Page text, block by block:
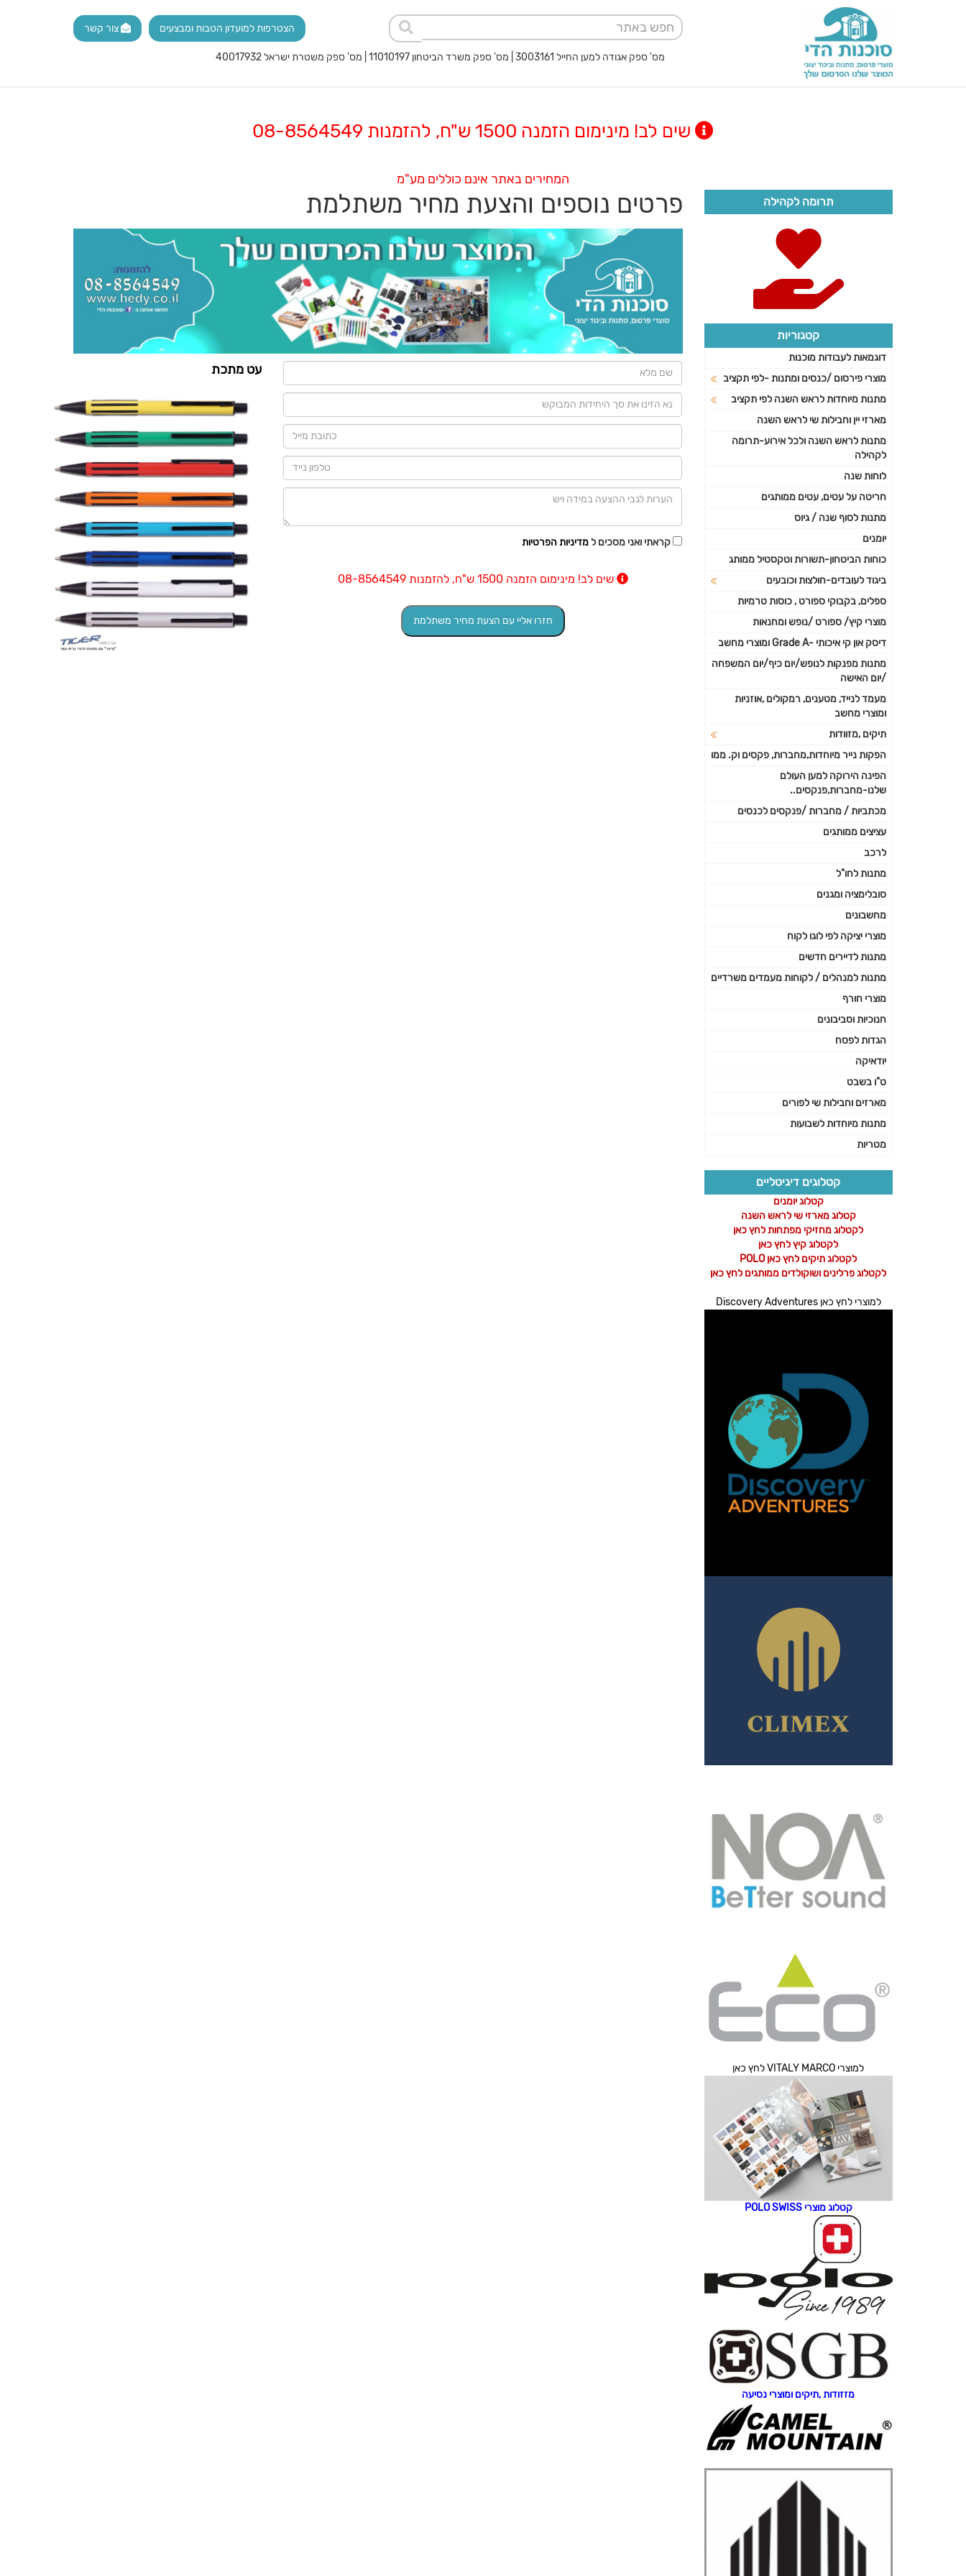
צור קשר הצטרפות למועדון הטבות ומבצעים
מס' ספק אגודה למען החייל 3003161 | מס' ספק משרד הביטחון 11010197 | מס' ספק משטרת ישראל 40017932
שים לב! מינימום הזמנה 1500 ש"ח, להזמנות 08-8564549
המחירים באתר אינם כוללים מע"מ
פרטים נוספים והצעת מחיר משתלמת
עט מתכת
קראתי ואני מסכים למדיניות הפרטיות
שים לב! מינימום הזמנה 1500 ש"ח, להזמנות 08-8564549
תרומה לקהילה
קטגוריות
דוגמאות לעבודות מוכנות
מוצרי פירסום /כנסים ומתנות -לפי תקציב
מתנות מיוחדות לראש השנה לפי תקציב
מארזי יין וחבילות שי לראש השנה
מתנות לראש השנה ולכל אירוע-תרומה
לקהילה
לוחות שנה
חריטה על עטים, עטים ממותגים
מתנות לסוף שנה / גיוס
יומנים
כוחות הביטחון-תשורות וטקסטיל ממותג
ביגוד לעובדים-חולצות וכובעים
ספלים, בקבוקי ספורט , כוסות טרמיות
מוצרי קיץ/ ספורט /נופש ומחנאות
דיסק און קי איכותי -Grade A ומוצרי מחשב
מתנות מפנקות לנופש/יום כיף/יום המשפחה
/יום האישה
מעמד לנייד, מטענים, רמקולים ,אוזניות
ומוצרי מחשב
תיקים ,מזוודות
הפקות נייר מיוחדות,מחברות, פקסים וק. ממו
הפינה הירוקה למען העולם
שלנו-מחברות,פנקסים..
מכתביות / מחברות /פנקסים לכנסים
עציצים ממותגים
לרכב
מתנות לחו"ל
סובלימציה ומגנים
מחשבונים
מוצרי יציקה לפי לוגו לקוח
מתנות לדיירים חדשים
מתנות למנהלים / לקוחות מעמדים משרדיים
מוצרי חורף
חנוכיות וסביבונים
הגדות לפסח
יודאיקה
ט"ו בשבט
מארזים וחבילות שי לפורים
מתנות מיוחדות לשבועות
מטריות
קטלוגים דיגיטליים
קטלוג יומנים
קטלוג מארזי שי לראש השנה
לקטלוג מחזיקי מפתחות לחץ כאן
לקטלוג קיץ לחץ כאן
לקטלוג תיקים לחץ כאן POLO
לקטלוג פרלינים ושוקולדים ממותגים לחץ כאן
למוצרי לחץ כאן Discovery Adventures
למוצרי VITALY MARCO לחץ כאן
קטלוג מוצרי POLO SWISS
מזזודות ,תיקים ומוצרי נסיעה